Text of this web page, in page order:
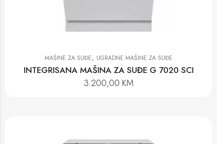
MAŠINE ZA SUĐE, UGRADNE MAŠINE ZA SUĐE
INTEGRISANA MAŠINA ZA SUĐE G 7020 SCI
3.200,00 KM